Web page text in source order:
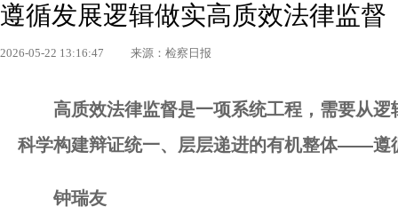
遵循发展逻辑做实高质效法律监督
2026-05-22 13:16:47 来源：检察日报
高质效法律监督是一项系统工程，需要从
科学构建辩证统一、层层递进的有机整体——遵
钟瑞友